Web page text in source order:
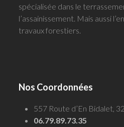
spécialisée dans le
l’assainissement. Mais aussi
travaux forestiers.
Nos Coordonnées
557 Route d’En Bidalet,
06.79.89.73.35